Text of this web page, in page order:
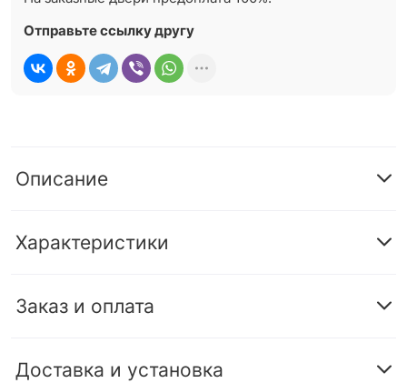
Отправьте ссылку другу
Описание
Характеристики
Заказ и оплата
Доставка и установка